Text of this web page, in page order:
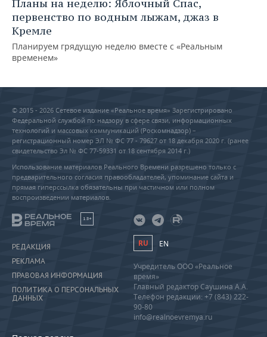
Планы на неделю: Яблочный Спас,
первенство по водным лыжам, джаз в
Кремле
Планируем грядущую неделю вместе с «Реальным
временем»
© 2015 - 2026 Сетевое издание «Реальное время» Зарегистрировано
Федеральной службой по надзору в сфере связи, информационных
технологий и массовых коммуникаций (Роскомнадзор) –
регистрационный номер ЭЛ № ФС 77 - 79627 от 18 декабря 2020 г. (ранее
свидетельство Эл № ФС 77-59331 от 18 сентября 2014 г.)
Использование материалов Реального Времени разрешено только с
предварительного согласия правообладателей, упоминание сайта и
прямая гиперссылка обязательны при частичном или полном
воспроизведении материалов.
18+
РЕДАКЦИЯ
РЕКЛАМА
ПРАВОВАЯ ИНФОРМАЦИЯ
ПОЛИТИКА О ПЕРСОНАЛЬНЫХ
ДАННЫХ
RU EN
Учредитель ООО «Реальное
время»
Главный редактор Саушина А.А.
Телефон редакции: +7 (843) 222-
90-80
info@realnoevremya.ru